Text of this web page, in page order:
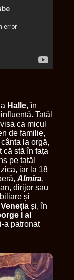
Halle, în
Tatăl
ca micul
de familie,
la orgă,
că stă în fața
pe tatăl
iar la 18
Almira.
dirijor sau
și
Veneția și, în
I al
a patronat